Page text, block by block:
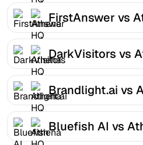
FirstAnswer vs
DarkVisitors vs
Brandlight.ai vs
Bluefish AI vs